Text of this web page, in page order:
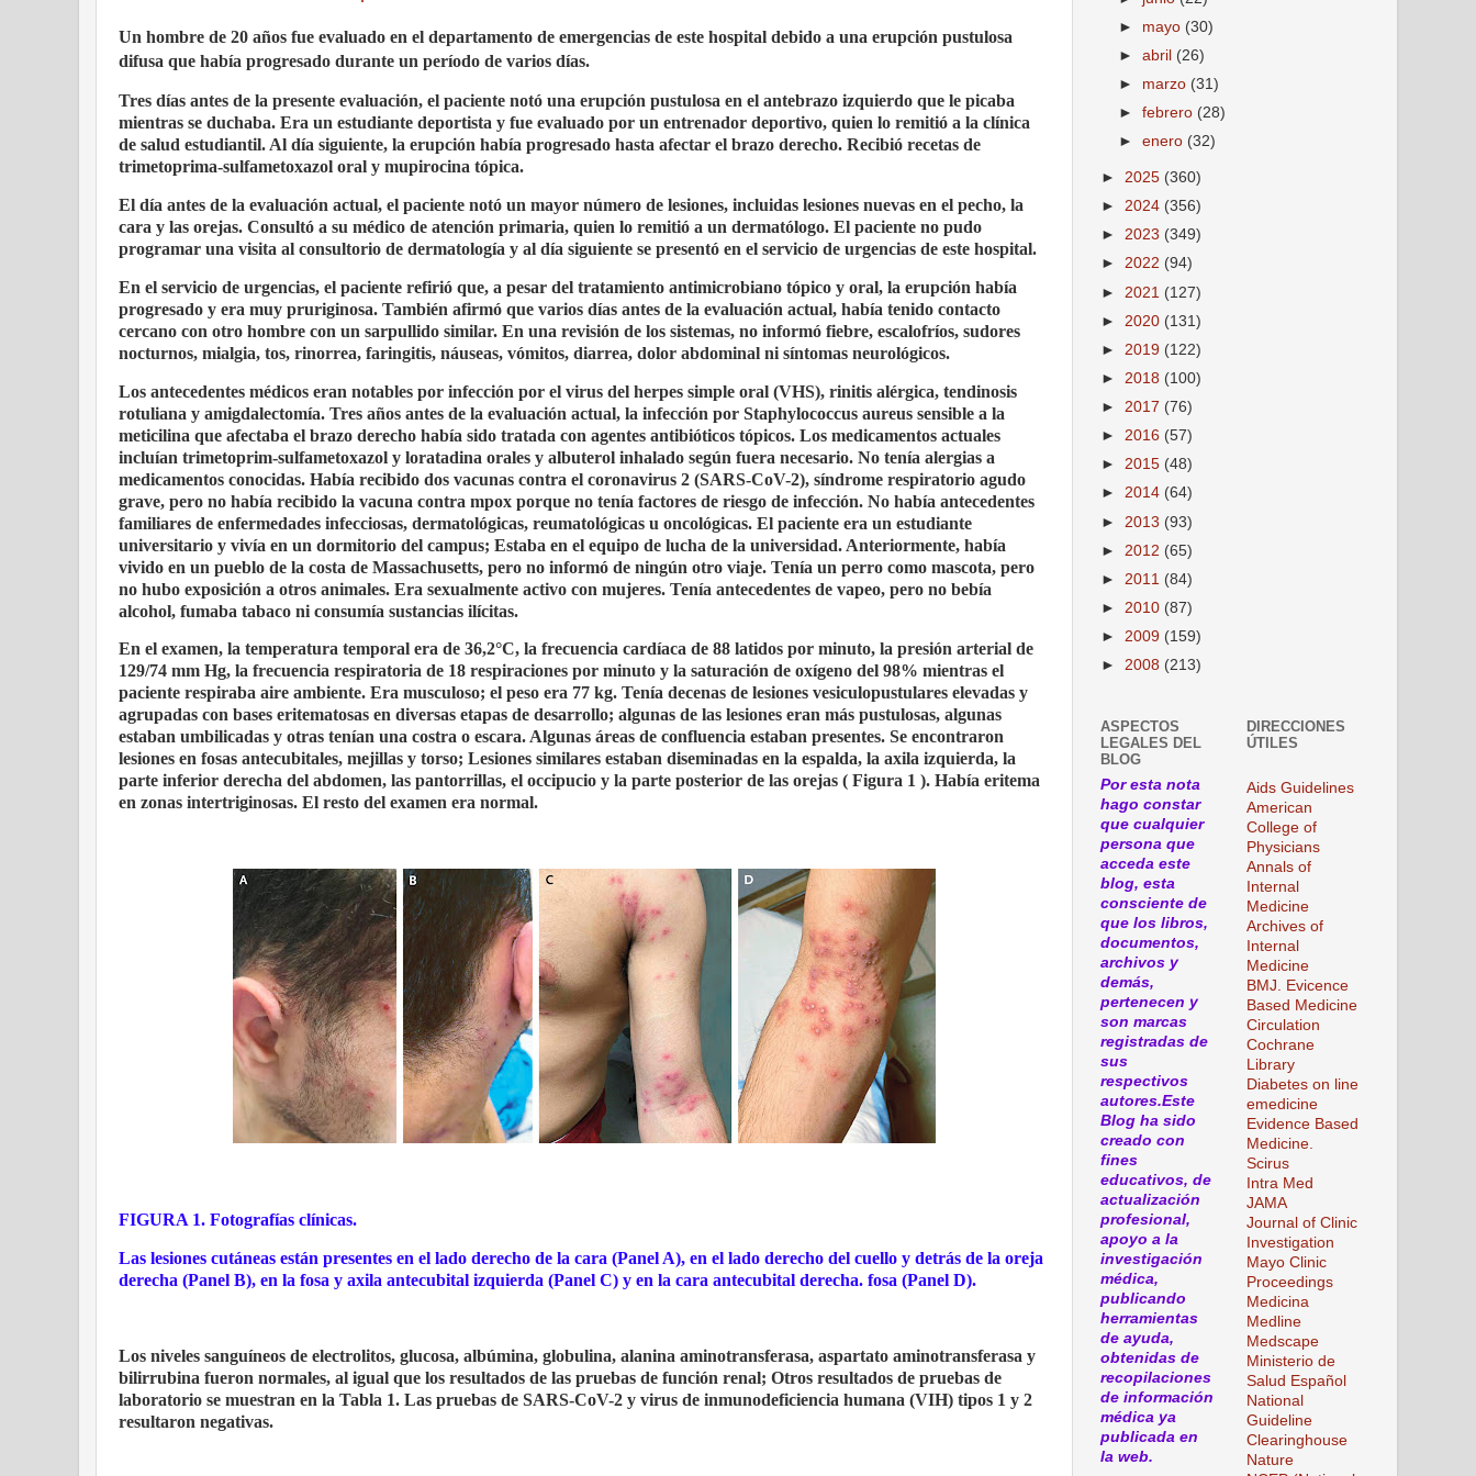
Un hombre de 20 años fue evaluado en el departamento de emergencias de este hospital debido a una erupción pustulosa
difusa que había progresado durante un período de varios días.
Tres días antes de la presente evaluación, el paciente notó una erupción pustulosa en el antebrazo izquierdo que le picaba
mientras se duchaba. Era un estudiante deportista y fue evaluado por un entrenador deportivo, quien lo remitió a la clínica
de salud estudiantil. Al día siguiente, la erupción había progresado hasta afectar el brazo derecho. Recibió recetas de
trimetoprima-sulfametoxazol oral y mupirocina tópica.
El día antes de la evaluación actual, el paciente notó un mayor número de lesiones, incluidas lesiones nuevas en el pecho, la
cara y las orejas. Consultó a su médico de atención primaria, quien lo remitió a un dermatólogo. El paciente no pudo
programar una visita al consultorio de dermatología y al día siguiente se presentó en el servicio de urgencias de este hospital.
En el servicio de urgencias, el paciente refirió que, a pesar del tratamiento antimicrobiano tópico y oral, la erupción había
progresado y era muy pruriginosa. También afirmó que varios días antes de la evaluación actual, había tenido contacto
cercano con otro hombre con un sarpullido similar. En una revisión de los sistemas, no informó fiebre, escalofríos, sudores
nocturnos, mialgia, tos, rinorrea, faringitis, náuseas, vómitos, diarrea, dolor abdominal ni síntomas neurológicos.
Los antecedentes médicos eran notables por infección por el virus del herpes simple oral (VHS), rinitis alérgica, tendinosis
rotuliana y amigdalectomía. Tres años antes de la evaluación actual, la infección por Staphylococcus aureus sensible a la
meticilina que afectaba el brazo derecho había sido tratada con agentes antibióticos tópicos. Los medicamentos actuales
incluían trimetoprim-sulfametoxazol y loratadina orales y albuterol inhalado según fuera necesario. No tenía alergias a
medicamentos conocidas. Había recibido dos vacunas contra el coronavirus 2 (SARS-CoV-2), síndrome respiratorio agudo
grave, pero no había recibido la vacuna contra mpox porque no tenía factores de riesgo de infección. No había antecedentes
familiares de enfermedades infecciosas, dermatológicas, reumatológicas u oncológicas. El paciente era un estudiante
universitario y vivía en un dormitorio del campus; Estaba en el equipo de lucha de la universidad. Anteriormente, había
vivido en un pueblo de la costa de Massachusetts, pero no informó de ningún otro viaje. Tenía un perro como mascota, pero
no hubo exposición a otros animales. Era sexualmente activo con mujeres. Tenía antecedentes de vapeo, pero no bebía
alcohol, fumaba tabaco ni consumía sustancias ilícitas.
En el examen, la temperatura temporal era de 36,2°C, la frecuencia cardíaca de 88 latidos por minuto, la presión arterial de
129/74 mm Hg, la frecuencia respiratoria de 18 respiraciones por minuto y la saturación de oxígeno del 98% mientras el
paciente respiraba aire ambiente. Era musculoso; el peso era 77 kg. Tenía decenas de lesiones vesiculopustulares elevadas y
agrupadas con bases eritematosas en diversas etapas de desarrollo; algunas de las lesiones eran más pustulosas, algunas
estaban umbilicadas y otras tenían una costra o escara. Algunas áreas de confluencia estaban presentes. Se encontraron
lesiones en fosas antecubitales, mejillas y torso; Lesiones similares estaban diseminadas en la espalda, la axila izquierda, la
parte inferior derecha del abdomen, las pantorrillas, el occipucio y la parte posterior de las orejas ( Figura 1 ). Había eritema
en zonas intertriginosas. El resto del examen era normal.
FIGURA 1. Fotografías clínicas.
Las lesiones cutáneas están presentes en el lado derecho de la cara (Panel A), en el lado derecho del cuello y detrás de la oreja
derecha (Panel B), en la fosa y axila antecubital izquierda (Panel C) y en la cara antecubital derecha. fosa (Panel D).
Los niveles sanguíneos de electrolitos, glucosa, albúmina, globulina, alanina aminotransferasa, aspartato aminotransferasa y
bilirrubina fueron normales, al igual que los resultados de las pruebas de función renal; Otros resultados de pruebas de
laboratorio se muestran en la Tabla 1. Las pruebas de SARS-CoV-2 y virus de inmunodeficiencia humana (VIH) tipos 1 y 2
resultaron negativas.
► mayo (30)
►abril (26)
► marzo (31)
►febrero (28)
►enero (32)
► 2025 (360)
► 2024 (356)
► 2023 (349)
► 2022 (94)
► 2021 (127)
► 2020 (131)
► 2019 (122)
► 2018 (100)
► 2017 (76)
► 2016 (57)
► 2015 (48)
► 2014 (64)
► 2013 (93)
► 2012 (65)
► 2011 (84)
► 2010 (87)
► 2009 (159)
► 2008 (213)
ASPECTOS
LEGALES DEL
BLOG
Por esta nota
hago constar
que cualquier
persona que
acceda este
blog, esta
consciente de
que los libros,
documentos,
archivos y
demás,
pertenecen y
son marcas
registradas de
sus
respectivos
autores.Este
Blog ha sido
creado con
fines
educativos, de
actualización
profesional,
apoyo a la
investigación
médica,
publicando
herramientas
de ayuda,
obtenidas de
recopilaciones
de información
médica ya
publicada en
la web.
DIRECCIONES
ÚTILES
Aids Guidelines
American
College of
Physicians
Annals of
Internal
Medicine
Archives of
Internal
Medicine
BMJ. Evicence
Based Medicine
Circulation
Cochrane
Library
Diabetes on line
emedicine
Evidence Based
Medicine.
Scirus
Intra Med
JAMA
Journal of Clinic
Investigation
Mayo Clinic
Proceedings
Medicina
Medline
Medscape
Ministerio de
Salud Español
National
Guideline
Clearinghouse
Nature